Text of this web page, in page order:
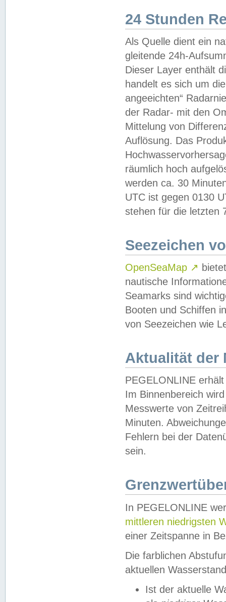
24 Stunden
Als Quelle dient ein
gleitende 24h-
Dieser Layer enthält
handelt es sich um
angeeichten“
der Radar- mit den
Mittelung von
Auflösung. Das
räumlich hoch
werden ca. 30
UTC ist gegen 0130
stehen für die letzten
Seezeichen
OpenSeaMap ↗
nautische
Seamarks sind
Booten und Schiffen
von Seezeichen wie
Aktualität der
PEGELONLINE
Im Binnenbereich
Messwerte von
Minuten.
Fehlern bei der
sein.
In PEGELONLINE
mittleren niedrigsten
einer Zeitspanne in
Die farblichen
aktuellen
Ist der aktuelle